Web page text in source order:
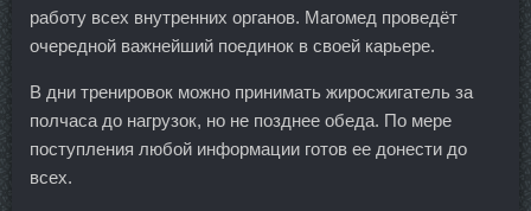
работу всех внутренних органов. Магомед проведёт
очередной важнейший поединок в своей карьере.
В дни тренировок можно принимать жиросжигатель за
полчаса до нагрузок, но не позднее обеда. По мере
поступления любой информации готов ее донести до
всех.